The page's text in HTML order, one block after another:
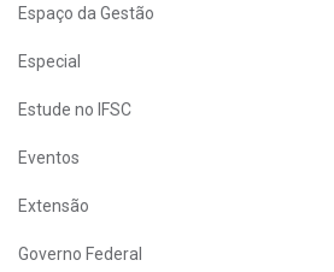
Espaço da Gestão
Especial
Estude no IFSC
Eventos
Extensão
Governo Federal